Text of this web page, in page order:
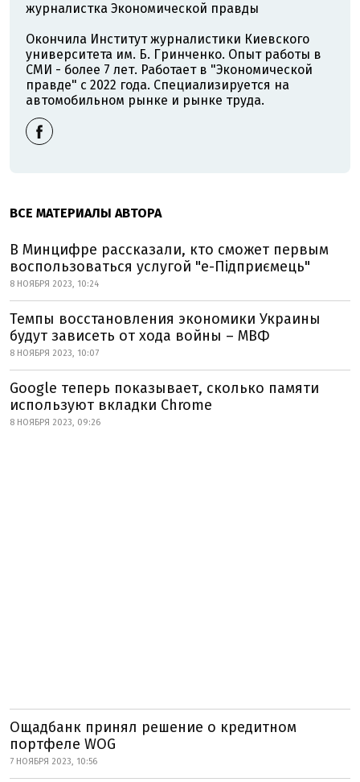
журналистка Экономической правды
Окончила Институт журналистики Киевского
университета им. Б. Гринченко. Опыт работы в
СМИ - более 7 лет. Работает в "Экономической
правде" с 2022 года. Специализируется на
автомобильном рынке и рынке труда.
ВСЕ МАТЕРИАЛЫ АВТОРА
В Минцифре рассказали, кто сможет первым
воспользоваться услугой "е-Підприємець"
8 НОЯБРЯ 2023, 10:24
Темпы восстановления экономики Украины
будут зависеть от хода войны – МВФ
8 НОЯБРЯ 2023, 10:07
Google теперь показывает, сколько памяти
используют вкладки Chrome
8 НОЯБРЯ 2023, 09:26
Ощадбанк принял решение о кредитном
портфеле WOG
7 НОЯБРЯ 2023, 10:56